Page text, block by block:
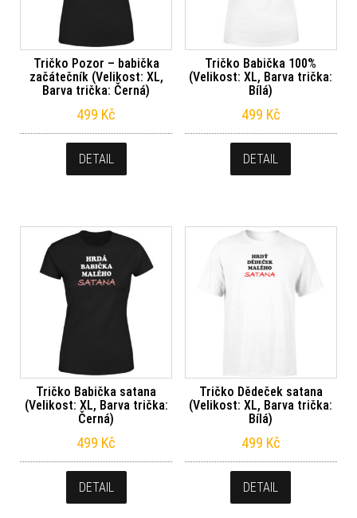
Tričko Pozor – babička
začátečník (Velikost: XL,
Barva trička: Černá)
499 Kč
DETAIL
Tričko Babička 100%
(Velikost: XL, Barva trička:
Bílá)
499 Kč
DETAIL
Tričko Babička satana
(Velikost: XL, Barva trička:
Černá)
499 Kč
DETAIL
Tričko Dědeček satana
(Velikost: XL, Barva trička:
Bílá)
499 Kč
DETAIL